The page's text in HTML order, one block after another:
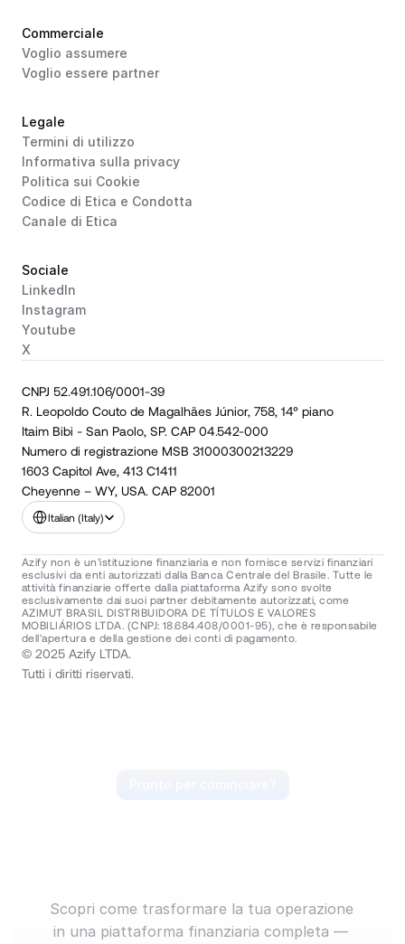
Scopri come trasformare la tua operazione
in una piattaforma finanziaria completa —
Commerciale
Voglio assumere
Voglio essere partner
Legale
Termini di utilizzo
Informativa sulla privacy
Politica sui Cookie
Codice di Etica e Condotta
Canale di Etica
Sociale
LinkedIn
Instagram
Youtube
X
CNPJ 52.491.106/0001-39
R. Leopoldo Couto de Magalhães Júnior, 758, 14° piano
Itaim Bibi - San Paolo, SP. CAP 04.542-000
Numero di registrazione MSB 31000300213229
1603 Capitol Ave, 413 C1411
Cheyenne – WY, USA. CAP 82001
Select Language
Italian (Italy)
Azify non è un'istituzione finanziaria e non fornisce servizi finanziari
esclusivi da enti autorizzati dalla Banca Centrale del Brasile. Tutte le
attività finanziarie offerte dalla piattaforma Azify sono svolte
esclusivamente dai suoi partner debitamente autorizzati, come
AZIMUT BRASIL DISTRIBUIDORA DE TÍTULOS E VALORES
MOBILIÁRIOS LTDA. (CNPJ: 18.684.408/0001-95), che è responsabile
dell'apertura e della gestione dei conti di pagamento.
© 2025 Azify LTDA.
Tutti i diritti riservati.